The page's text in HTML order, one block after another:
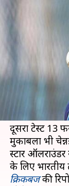
भारत
से बाहर
Neeraj Pandey
क्या है खबर?
इंग्लैंड के
पहले मैच में
दूसरा टेस्ट 13
मुकाबला भी
स्टार
क्रिकबजकी